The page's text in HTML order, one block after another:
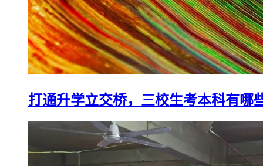
打通升学立交桥，三校生考本科有哪